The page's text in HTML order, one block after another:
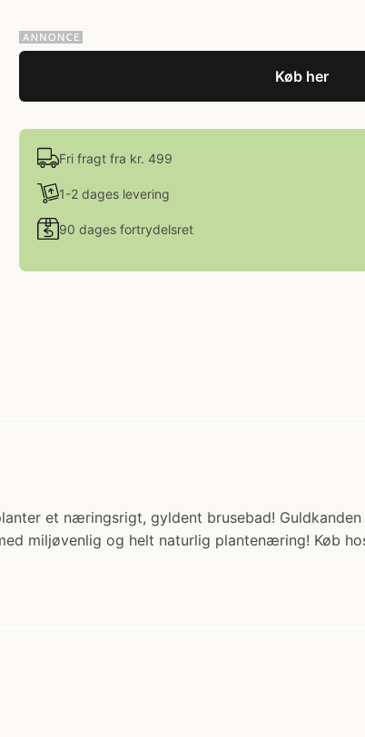
Køb her
Fri fragt fra kr. 499
1-2 dages levering
90 dages fortrydelsret
et næringsrigt, gyldent brusebad!
miljøvenlig og helt naturlig plantenæring! Køb